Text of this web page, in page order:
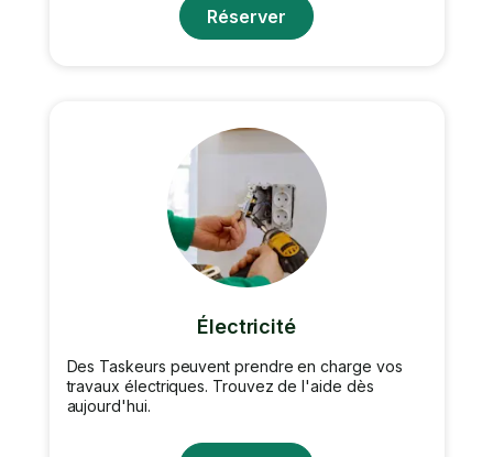
Réserver
Électricité
Des Taskeurs peuvent prendre en charge vos
travaux électriques. Trouvez de l'aide dès
aujourd'hui.